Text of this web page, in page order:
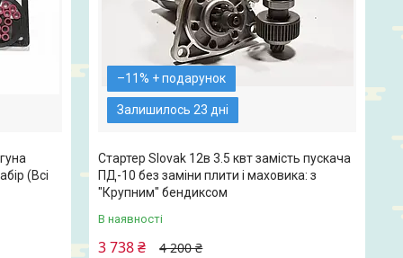
(Всі
–11%
Залишилось 23 дні
Стартер Slovak 12в 3.5 квт замість пускача
ПД-10 без заміни плити і маховика: з
"Крупним" бендиксом
В наявності
4 200 ₴
3 738 ₴